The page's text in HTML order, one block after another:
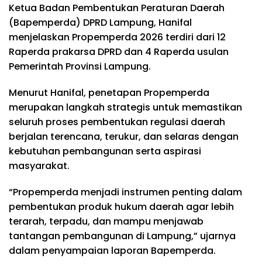
Ketua Badan Pembentukan Peraturan Daerah
(Bapemperda) DPRD Lampung, Hanifal
menjelaskan Propemperda 2026 terdiri dari 12
Raperda prakarsa DPRD dan 4 Raperda usulan
Pemerintah Provinsi Lampung.
Menurut Hanifal, penetapan Propemperda
merupakan langkah strategis untuk memastikan
seluruh proses pembentukan regulasi daerah
berjalan terencana, terukur, dan selaras dengan
kebutuhan pembangunan serta aspirasi
masyarakat.
“Propemperda menjadi instrumen penting dalam
pembentukan produk hukum daerah agar lebih
terarah, terpadu, dan mampu menjawab
tantangan pembangunan di Lampung,” ujarnya
dalam penyampaian laporan Bapemperda.